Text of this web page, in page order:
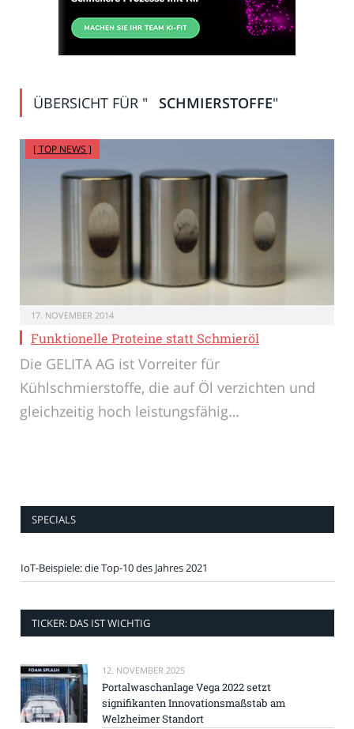
ÜBERSICHT FÜR " SCHMIERSTOFFE"
[ TOP NEWS ]
17. NOVEMBER 2014
Funktionelle Proteine statt Schmieröl
Die GELITA AG ist Vorreiter für
Kühlschmierstoffe, die auf Öl verzichten und
gleichzeitig hoch leistungsfähig…
SPECIALS
IoT-Beispiele: die Top-10 des Jahres 2021
TICKER: DAS IST WICHTIG
12. NOVEMBER 2025
Portalwaschanlage Vega 2022 setzt
signifikanten Innovationsmaßstab am
Welzheimer Standort